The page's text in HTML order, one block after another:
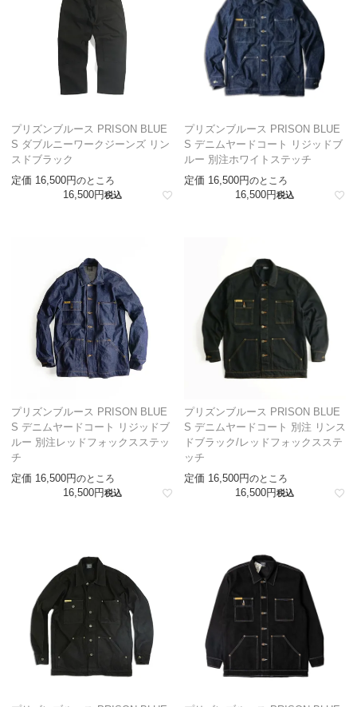
プリズンブルース PRISON BLUE
S ダブルニーワークジーンズ リン
スドブラック
定価 16,500 のところ
16,500 税込
プリズンブルース PRISON BLUE
S デニムヤードコート リジッドブ
ルー 別注ホワイトステッチ
定価 16,500 のところ
16,500 税込
プリズンブルース PRISON BLUE
S デニムヤードコート リジッドブ
ルー 別注レッドフォックスステッ
チ
定価 16,500 のところ
16,500 税込
プリズンブルース PRISON BLUE
S デニムヤードコート 別注 リンス
ドブラック/レッドフォックスステ
ッチ
定価 16,500 のところ
16,500 税込